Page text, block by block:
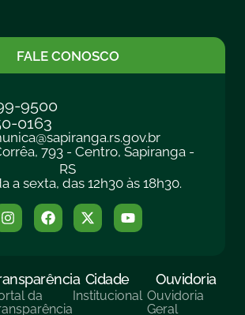
FALE CONOSCO
9500
0163
793 - Centro, Sapiranga -
RS
a sexta, das 12h30 às 18h30.
da
Cidade
Institucional
Ouvidoria
Ouvidoria
Geral